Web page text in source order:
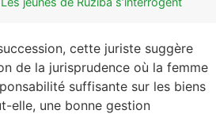
cette juriste suggère
de la jurisprudence où la femme
suffisante sur les biens
elle, une bonne gestion